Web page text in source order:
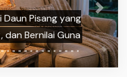
Pisang yang
Bernilai Guna
Next